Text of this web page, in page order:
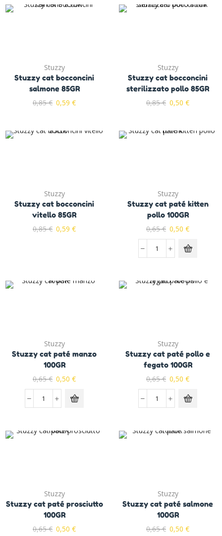
Stuzzy
Stuzzy cat bocconcini
salmone 85GR
0,85€ 0,59 €
Stuzzy
Stuzzy cat bocconcini
sterilizzato pollo 85GR
0,85€ 0,50 €
Stuzzy
Stuzzy cat bocconcini
vitello 85GR
0,85€ 0,59 €
Stuzzy
Stuzzy cat paté kitten
pollo 100GR
0,65€ 0,50 €
Stuzzy
Stuzzy cat paté manzo
100GR
0,65€ 0,50 €
Stuzzy
Stuzzy cat paté pollo e
fegato 100GR
0,65€ 0,50 €
Stuzzy
Stuzzy cat paté prosciutto
100GR
0,65€ 0,50 €
Stuzzy
Stuzzy cat paté salmone
100GR
0,65€ 0,50 €